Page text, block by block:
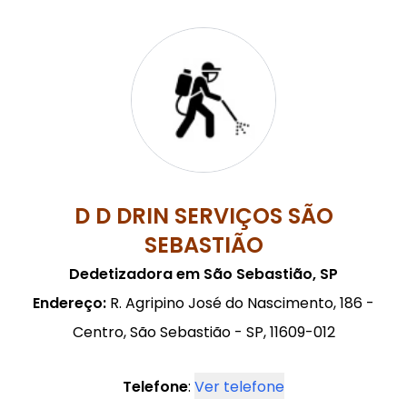
D D DRIN SERVIÇOS SÃO
SEBASTIÃO
Dedetizadora em São Sebastião, SP
Endereço: R. Agripino José do Nascimento, 186 -
Centro, São Sebastião - SP, 11609-012
Telefone: Ver telefone